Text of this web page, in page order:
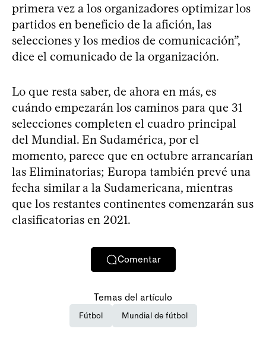
primera vez a los organizadores optimizar los
partidos en beneficio de la afición, las
selecciones y los medios de comunicación”,
dice el comunicado de la organización.
Lo que resta saber, de ahora en más, es
cuándo empezarán los caminos para que 31
selecciones completen el cuadro principal
del Mundial. En Sudamérica, por el
momento, parece que en octubre arrancarían
las Eliminatorias; Europa también prevé una
fecha similar a la Sudamericana, mientras
que los restantes continentes comenzarán sus
clasificatorias en 2021.
Comentar
Temas del artículo
Fútbol Mundial de fútbol